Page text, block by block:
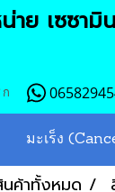
ย เซซา
มะเร็ง
ค้าทั้งหมด